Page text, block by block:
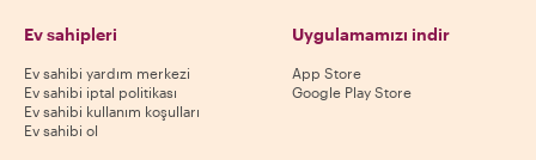
Ev sahipleri
Ev sahibi yardım merkezi
Ev sahibi iptal politikası
Ev sahibi kullanım koşulları
Ev sahibi ol
Uygulamamızı indir
App Store
Google Play Store